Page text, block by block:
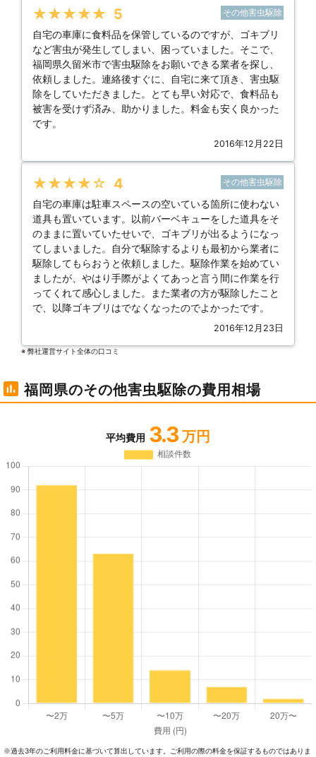
★★★★★ 5 その他害虫駆除
自宅の車庫に食料品を保管しているのですが、ゴキブリ
など害虫が発生してしまい、困っていました。そこで、
福岡県久留米市で害虫駆除をお願いできる業者を探し、
依頼しました。連絡後すぐに、自宅に来て頂き、害虫駆
除をしていただきました。とても早い対応で、食料品も
被害を受けず済み、助かりました。料金も安く良かった
です。
2016年12月22日
★★★★★ 4 その他害虫駆除
自宅の車庫は駐車スペースの空いている箇所に使わない
道具も置いています。以前バーベキューをした道具をそ
のままに置いていたせいで、ゴキブリが出るようになっ
てしまいました。自分で駆除するよりも最初から業者に
駆除してもらおうと依頼しました。駆除作業を始めてい
ましたが、やはり手際がよくてあっと言う間に作業を行
ってくれて感心しました。また業者の方が駆除したこと
で、以降ゴキブリはでなくなったのでよかったです。
2016年12月23日
※ 弊社運営サイト全体の⼝コミ
福岡県のその他害虫駆除の費用相場
平均費用 3.3 万円
※過去3年のご利⽤料⾦に基づいて算出しています。ご利⽤の際の料⾦を保証するものではありま